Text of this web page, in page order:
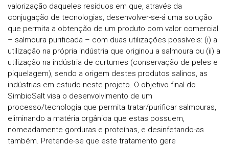
valorização daqueles resíduos em que, através da
conjugação de tecnologias, desenvolver-se-á uma solução
que permita a obtenção de um produto com valor comercial
– salmoura purificada – com duas utilizações possíveis: (i) a
utilização na própria indústria que originou a salmoura ou (ii) a
utilização na indústria de curtumes (conservação de peles e
piquelagem), sendo a origem destes produtos salinos, as
indústrias em estudo neste projeto. O objetivo final do
SimbioSalt visa o desenvolvimento de um
processo/tecnologia que permita tratar/purificar salmouras,
eliminando a matéria orgânica que estas possuem,
nomeadamente gorduras e proteínas, e desinfetando-as
também. Pretende-se que este tratamento gere